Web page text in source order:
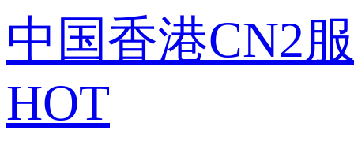
中国香港CN2
HOT